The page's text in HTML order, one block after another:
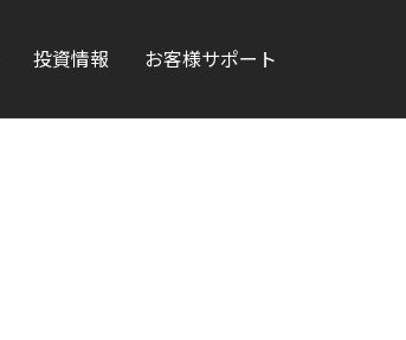
投資情報 お客様サポート